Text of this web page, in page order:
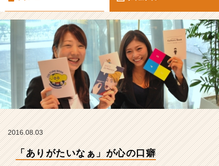
イ
マ
ジ
ナ
の
タ
イ
ム
ラ
イ
ン
チ
2016.08.03
「ありがたいなぁ」が心の口癖